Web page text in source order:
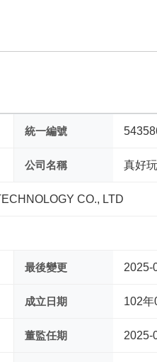
統一編號
公司名稱 真好
CO., LTD
最後變更 2025-
成立日期 102年
董監任期 2025-